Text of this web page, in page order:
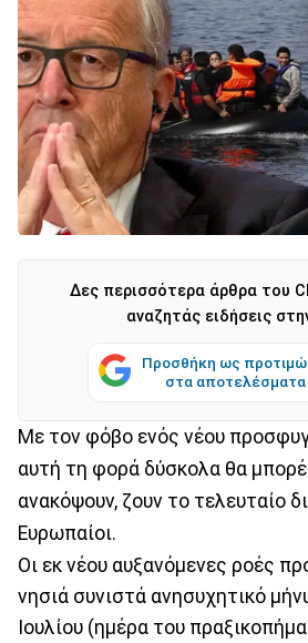
Δες περισσότερα άρθρα του
αναζητάς ειδήσεις
Προσθήκη ως
στα αποτελέσματα
Με τον φόβο ενός νέου
αυτή τη φορά δύσκολα θα
ανακόψουν, ζουν το τελευταίο
Ευρωπαίοι.
Οι εκ νέου αυξανόμενες ροές
νησιά συνιστά ανησυχητικό
Ιουλίου (ημέρα του